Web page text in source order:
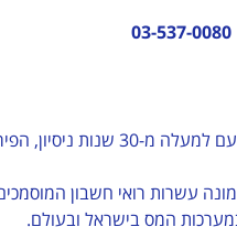
03-537-0080
– פירמת רואי חשבון מובילה
עשרות רואי חשבון
המס בישראל ובעולם.